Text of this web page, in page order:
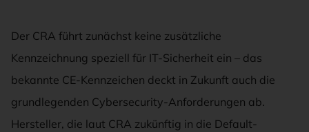
Der CRA führt zunächst keine zusätzliche
Kennzeichnung speziell für IT-Sicherheit ein – das
bekannte CE-Kennzeichen deckt in Zukunft auch die
grundlegenden Cybersecurity-Anforderungen ab.
Hersteller, die laut CRA zukünftig in die Default-